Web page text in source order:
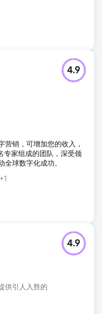
4.9
营销，可增加您的收入，
专家组成的团队，深受领
球数字化成功。
+1
供引人入胜的
4.9